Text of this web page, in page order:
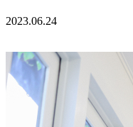
2023.06.24